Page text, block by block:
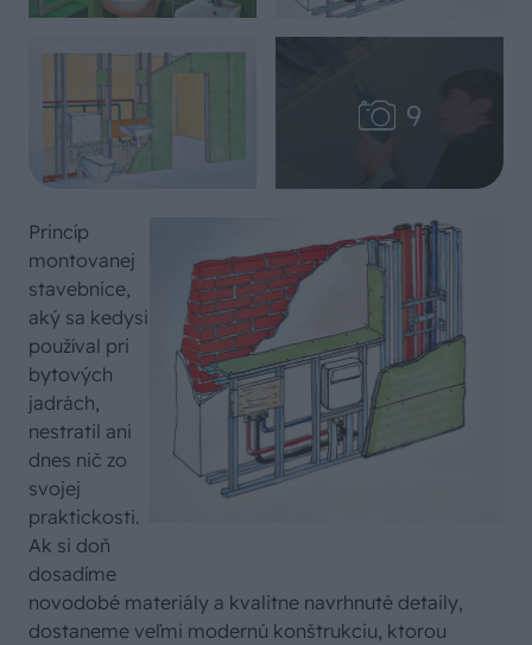
Princíp
montovanej
stavebnice,
aký sa kedysi
používal pri
bytových
jadrách,
nestratil ani
dnes nič zo
svojej
praktickosti.
Ak si doň
dosadíme
novodobé materiály a kvalitne navrhnuté detaily,
dostaneme veľmi modernú konštrukciu, ktorou